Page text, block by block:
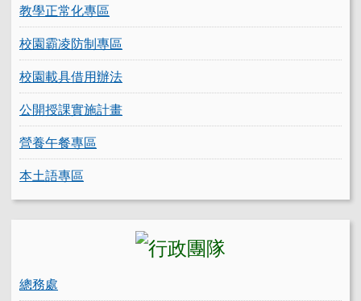
教學正常化專區
校園霸凌防制專區
校園載具借用辦法
公開授課實施計畫
營養午餐專區
本土語專區
總務處